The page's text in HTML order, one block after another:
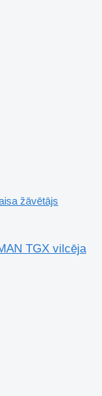
žāvētājs
TGX vilcēja